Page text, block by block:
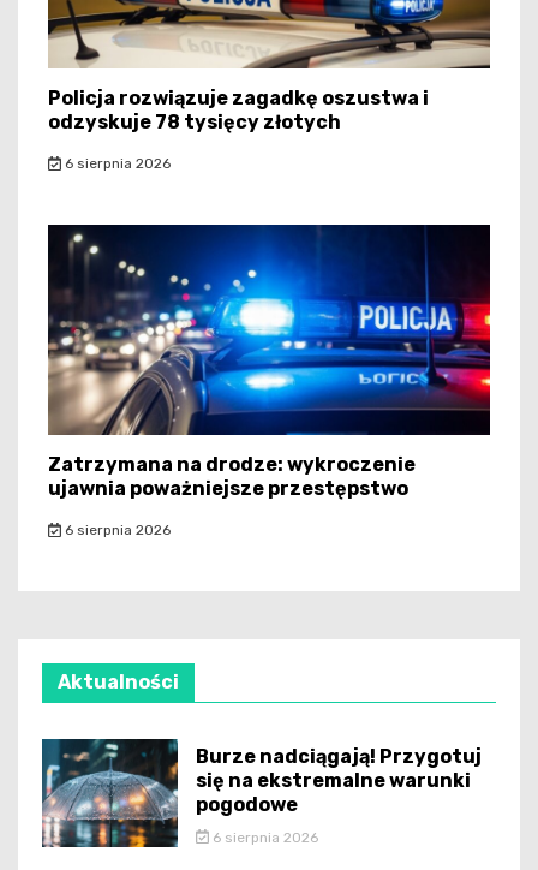
Policja rozwiązuje zagadkę oszustwa i
odzyskuje 78 tysięcy złotych
6 sierpnia 2026
Zatrzymana na drodze: wykroczenie
ujawnia poważniejsze przestępstwo
6 sierpnia 2026
Aktualności
Burze nadciągają! Przygotuj
się na ekstremalne warunki
pogodowe
6 sierpnia 2026